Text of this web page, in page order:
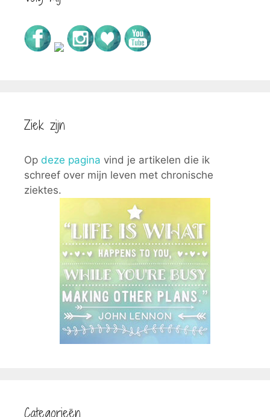
Ziek zijn
Op deze pagina vind je artikelen die ik
schreef over mijn leven met chronische
ziektes.
Categorieën